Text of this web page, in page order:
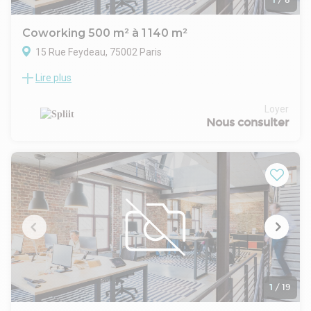
Coworking 500 m² à 1 140 m²
15 Rue Feydeau, 75002 Paris
Location Bureaux Paris 75002
Nombreux espaces extérieurs dans l'immeuble.
Services dans l'immeuble : Comptoir / Salle jeu / Douche /
Lire plus
Loyer
Nous consulter
1 / 19